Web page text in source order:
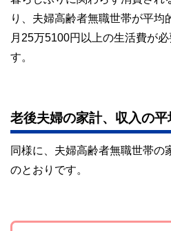
り、夫婦高齢者無職世帯が平均
月25万5100円以上の生活費が
す。
老後夫婦の家計、収入の平
同様に、夫婦高齢者無職世帯の
のとおりです。